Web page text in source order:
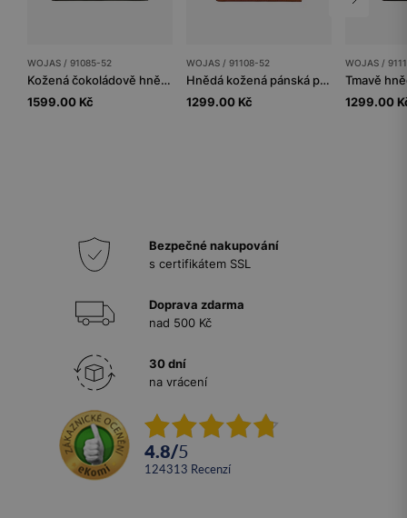
WOJAS / 91085-52
Kožená čokoládově hnědá dámská peněženka se zlatými detaily
1599.00 Kč
WOJAS / 91108-52
Hnědá kožená pánská peněženka s ochranou RFID
1299.00 Kč
WOJAS /
1299.00
Bezpečné nakupování
s certifikátem SSL
Doprava zdarma
nad 500 Kč
30 dní
na vrácení
4.8/5
124313 recenzí